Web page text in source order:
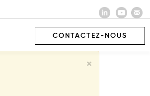
CONTACTEZ-NOUS
×